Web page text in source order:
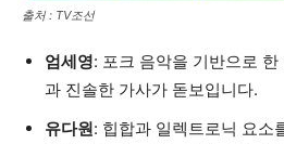
출처 : TV조선
엄세영: 포크 음악을 기반으로
과 진솔한 가사가 돋보입니다.
유다원: 힙합과 일렉트로닉 요소